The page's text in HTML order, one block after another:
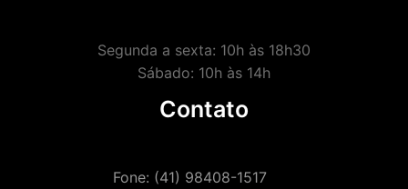
Segunda a sexta: 10h às 18h30
Sábado: 10h às 14h
Contato
Fone: (41) 98408-1517